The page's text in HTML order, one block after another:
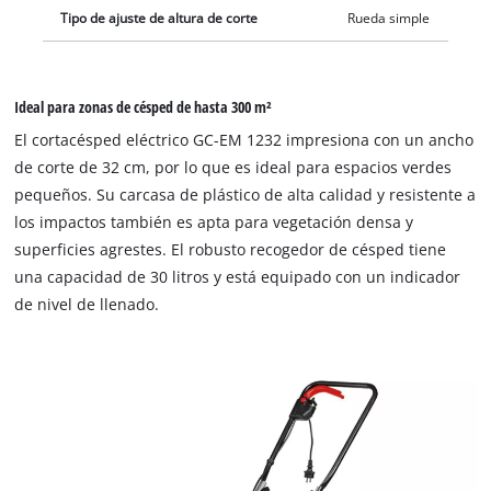
Tipo de ajuste de altura de corte Rueda simple
Ideal para zonas de césped de hasta 300 m²
El cortacésped eléctrico GC-EM 1232 impresiona con un ancho
de corte de 32 cm, por lo que es ideal para espacios verdes
pequeños. Su carcasa de plástico de alta calidad y resistente a
los impactos también es apta para vegetación densa y
superficies agrestes. El robusto recogedor de césped tiene
una capacidad de 30 litros y está equipado con un indicador
de nivel de llenado.